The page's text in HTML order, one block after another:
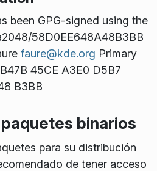
been GPG-signed using the
58D0EE648A48B3BB
faure@kde.org Primary
45CE A3E0 D5B7
B3BB
binarios
para su distribución
de tener acceso